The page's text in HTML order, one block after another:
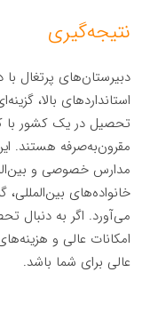
نتیجه‌گیری
دبیرستان‌های پرتغال
استانداردهای بالا،
تحصیل در یک کشور با
مقرون‌به‌صرفه هستند.
مدارس خصوصی و
خانواده‌های
می‌آورد. اگر به دنبال
امکانات عالی و
عالی برای شما باشد.